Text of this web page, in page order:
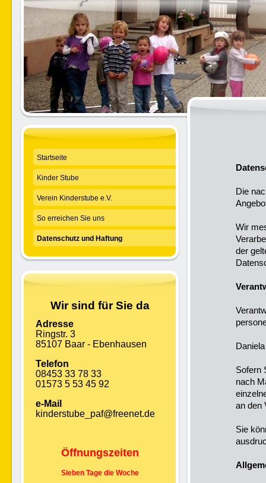
Die
Wir
der
Sofern
nach
an den
Sie
Startseite
Kinder Stube
Verein Kinderstube e.V.
So erreichen Sie uns
Datenschutz und Haftung
Wir sind für Sie da
Adresse
Ringstr. 3
85107 Baar - Ebenhausen
Telefon
08453 33 78 33
01573 5 53 45 92
e-Mail
kinderstube_paf@freenet.de
Öffnungszeiten
Sieben Tage die Woche